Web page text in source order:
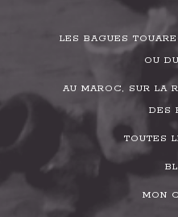
LES BAGUES
OU
AU MAROC, SUR LA
DES
TOUTES
MON